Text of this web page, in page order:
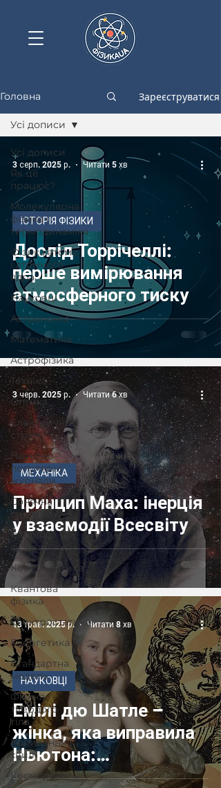
Головна Зареєструватися
Усі дописи
Як це
працює?
Молекулярна
фізика і
термодинаміка
Фізика атома
і атомного
ядра
Науковці
Астрономія
Математика
Астрофізика
Техніка
Оптика
Електричний
струм
Науково-
популярні
журнали
Сонячна
система
Історія
фізики
Космонавтика
Квантова
фізика
Електростатика
Енергетика
Стандартна
модель
Фізика
твердого
тіла
Коливання і
хвилі
Космологія
Усі дописи
Дослід Торрічеллі:
перше вимірювання
атмосферного тиску
ІСТОРІЯ ФІЗИКИ
3 серп. 2025 р. Читати 5 хв
Принцип Маха: інерція
у взаємодії Всесвіту
МЕХАНІКА
3 черв. 2025 р. Читати 6 хв
Емілі дю Шатле –
жінка, яка виправила
Ньютона:
експерименти,
НАУКОВЦІ
13 трав. 2025 р. Читати 8 хв